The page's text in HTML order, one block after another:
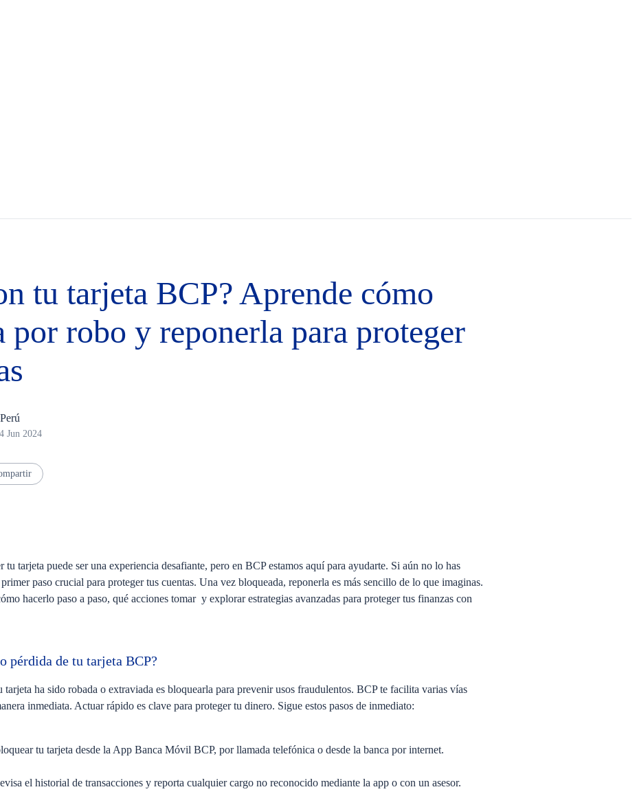
tu tarjeta BCP? Aprende cómo
por robo y reponerla para proteger
Jun 2024
tarjeta puede ser una experiencia desafiante, pero en BCP estamos aquí para ayudarte. Si aún no lo has
paso crucial para proteger tus cuentas. Una vez bloqueada, reponerla es más sencillo de lo que imaginas.
hacerlo paso a paso, qué acciones tomar y explorar estrategias avanzadas para proteger tus finanzas con
pérdida de tu tarjeta BCP?
tarjeta ha sido robada o extraviada es bloquearla para prevenir usos fraudulentos. BCP te facilita varias vías
inmediata. Actuar rápido es clave para proteger tu dinero. Sigue estos pasos de inmediato:
tu tarjeta desde la App Banca Móvil BCP, por llamada telefónica o desde la banca por internet.
el historial de transacciones y reporta cualquier cargo no reconocido mediante la app o con un asesor.